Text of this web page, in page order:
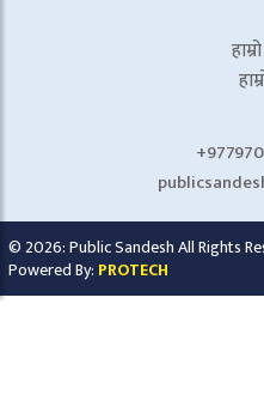
© 2026: Public Sandesh All Rights
Powered By: PROTECH